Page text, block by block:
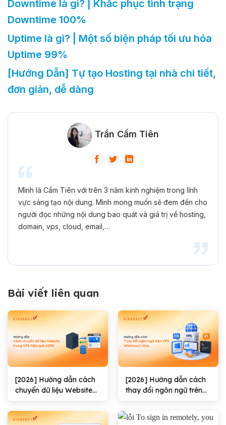
Downtime là gì? | Khắc phục tình trạng
Downtime 100%
Uptime là gì? | Một số biện pháp tối ưu hóa
Uptime 99%
[Hướng Dẫn] Tự tạo Hosting tại nhà chi tiết,
đơn giản, dễ dàng
Trần Cẩm Tiên
Mình là Cẩm Tiên với trên 3 năm kinh nghiệm trong lĩnh
vực sáng tạo nội dung. Mình mong muốn sẽ đem đến cho
người đọc những nội dung bao quát và giá trị về hosting,
domain, vps, cloud, email,…
Bài viết liên quan
[2026] Hướng dẫn cách
chuyển dữ liệu Website
100%
[2026] Hướng dẫn cách
thay đổi ngôn ngữ trên